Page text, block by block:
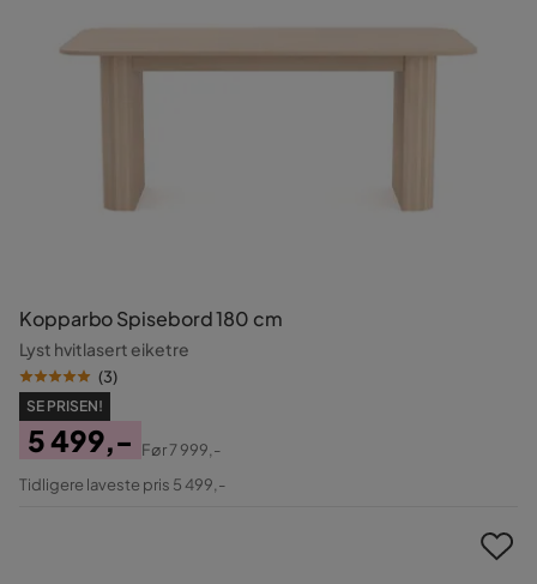
Kopparbo Spisebord 180 cm
Lyst hvitlasert eiketre
(3)
SE PRISEN!
Pris
5 499,-
Original
Før7 999,-
Tidligere laveste pris 5 499,-